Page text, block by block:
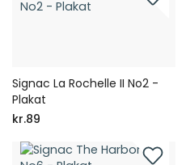
Signac La Rochelle II No2 -
Plakat
kr.89